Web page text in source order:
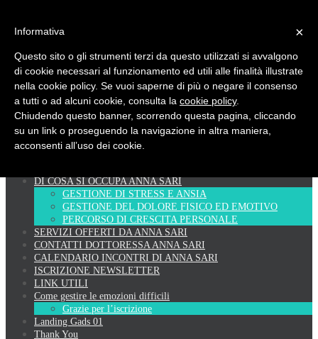
PSICOPRATICA
Psicologia del Benessere - di Anna Sari
Skip
Home
DI COSA SI OCCUPA ANNA SARI
GESTIONE DI STRESS E ANSIA
GESTIONE DEL DOLORE FISICO ED EMOTIVO
PERCORSO DI CRESCITA PERSONALE
SERVIZI OFFERTI DA ANNA SARI
CONTATTI DOTTORESSA ANNA SARI
CALENDARIO INCONTRI DI ANNA SARI
ISCRIZIONE NEWSLETTER
LINK UTILI
Come gestire le emozioni difficili
Grazie per l’iscrizione
Landing Gads 01
Thank You
×
Informativa
Questo sito o gli strumenti terzi da questo utilizzati si avvalgono
di cookie necessari al funzionamento ed utili alle finalità illustrate
nella cookie policy. Se vuoi saperne di più o negare il consenso
a tutti o ad alcuni cookie, consulta la cookie policy.
Chiudendo questo banner, scorrendo questa pagina, cliccando
su un link o proseguendo la navigazione in altra maniera,
acconsenti all’uso dei cookie.